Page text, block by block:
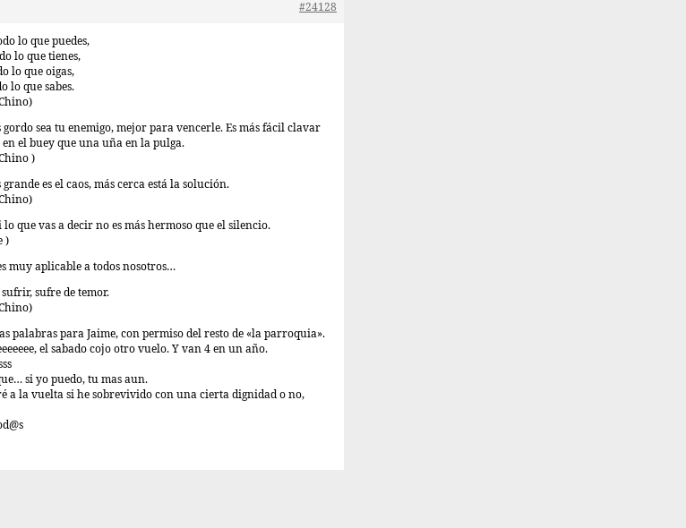
#24128
lo que puedes,
lo que tienes,
lo que oigas,
lo que sabes.
gordo sea tu enemigo, mejor para vencerle. Es más fácil clavar
el buey que una uña en la pulga.
)
es el caos, más cerca está la solución.
lo que vas a decir no es más hermoso que el silencio.
)
muy aplicable a todos nosotros…
sufrir, sufre de temor.
palabras para Jaime, con permiso del resto de «la parroquia».
el sabado cojo otro vuelo. Y van 4 en un año.
si yo puedo, tu mas aun.
a la vuelta si he sobrevivido con una cierta dignidad o no,